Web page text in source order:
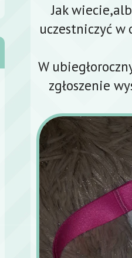
Jak
uczestniczyć
W
zgłoszenie